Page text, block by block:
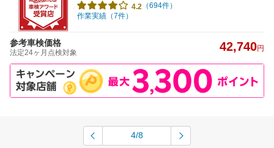
4.2 （694件）
作業実績（7件）
参考車検価格
法定24ヶ月点検対象 42,740円
4/8